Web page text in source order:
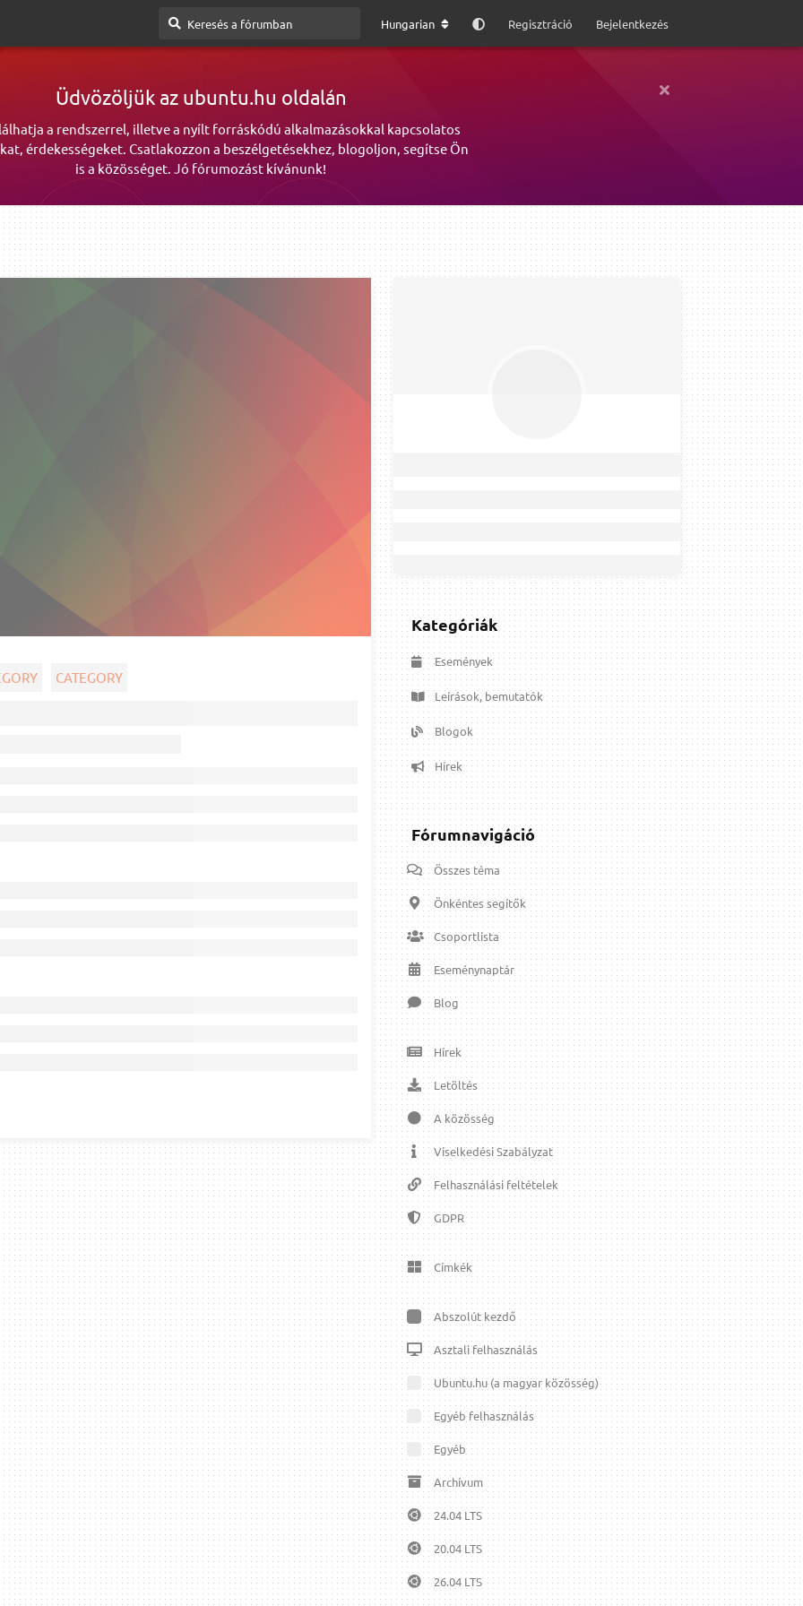
Hungarian Regisztráció Bejelentkezés
Üdvözöljük az ubuntu.hu oldalán
a rendszerrel, illetve a nyílt forráskódú alkalmazásokkal kapcsolatos
érdekességeket. Csatlakozzon a beszélgetésekhez, blogoljon, segítse Ön
is a közösséget. Jó fórumozást kívánunk!
CATEGORY
Kategóriák
Események
Leírások, bemutatók
Blogok
Hírek
Fórumnavigáció
Összes téma
Önkéntes segítők
Csoportlista
Eseménynaptár
Blog
Hírek
Letöltés
A közösség
Viselkedési Szabályzat
Felhasználási feltételek
GDPR
Címkék
Abszolút kezdő
Asztali felhasználás
Ubuntu.hu (a magyar közösség)
Egyéb felhasználás
Egyéb
Archívum
24.04 LTS
20.04 LTS
26.04 LTS